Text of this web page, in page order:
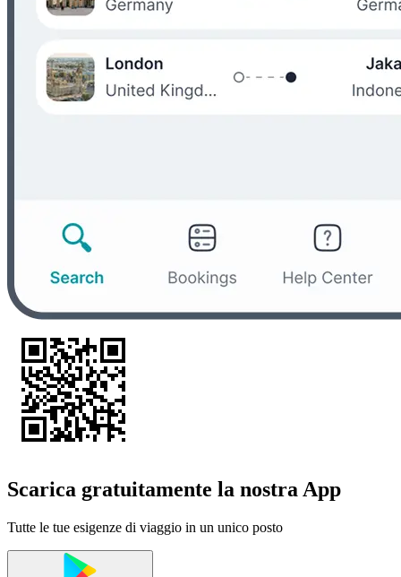
Scarica gratuitamente la nostra App
Tutte le tue esigenze di viaggio in un unico posto